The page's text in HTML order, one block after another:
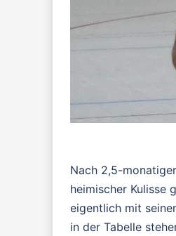
Nach 2,5-
heimischer Kulisse
eigentlich mit
in der Tabelle